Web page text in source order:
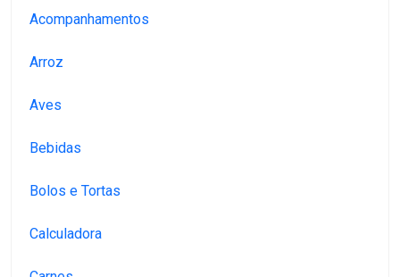
Acompanhamentos
Arroz
Aves
Bebidas
Bolos e Tortas
Calculadora